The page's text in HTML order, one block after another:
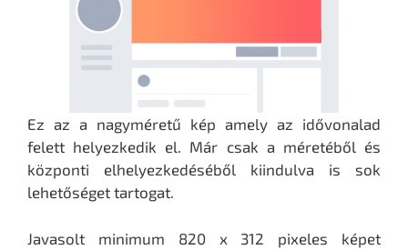
Ez az a nagyméretű kép amely az idővonalad
felett helyezkedik el. Már csak a méretéből és
központi elhelyezkedéséből kiindulva is sok
lehetőséget tartogat.
Javasolt minimum 820 x 312 pixeles képet